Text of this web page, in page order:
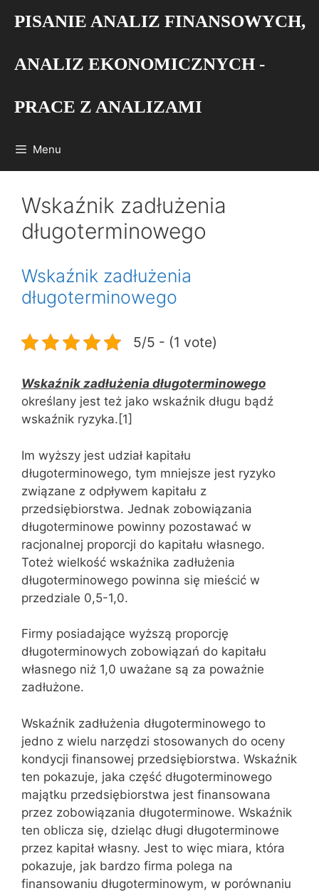
PISANIE ANALIZ FINANSOWYCH,
ANALIZ EKONOMICZNYCH -
PRACE Z ANALIZAMI
Menu
Wskaźnik zadłużenia
długoterminowego
Wskaźnik zadłużenia
długoterminowego
5/5 - (1 vote)
Wskaźnik zadłużenia długoterminowego
określany jest też jako wskaźnik długu bądź
wskaźnik ryzyka.[1]
Im wyższy jest udział kapitału
długoterminowego, tym mniejsze jest ryzyko
związane z odpływem kapitału z
przedsiębiorstwa. Jednak zobowiązania
długoterminowe powinny pozostawać w
racjonalnej proporcji do kapitału własnego.
Toteż wielkość wskaźnika zadłużenia
długoterminowego powinna się mieścić w
przedziale 0,5-1,0.
Firmy posiadające wyższą proporcję
długoterminowych zobowiązań do kapitału
własnego niż 1,0 uważane są za poważnie
zadłużone.
Wskaźnik zadłużenia długoterminowego to
jedno z wielu narzędzi stosowanych do oceny
kondycji finansowej przedsiębiorstwa. Wskaźnik
ten pokazuje, jaka część długoterminowego
majątku przedsiębiorstwa jest finansowana
przez zobowiązania długoterminowe. Wskaźnik
ten oblicza się, dzieląc długi długoterminowe
przez kapitał własny. Jest to więc miara, która
pokazuje, jak bardzo firma polega na
finansowaniu długoterminowym, w porównaniu